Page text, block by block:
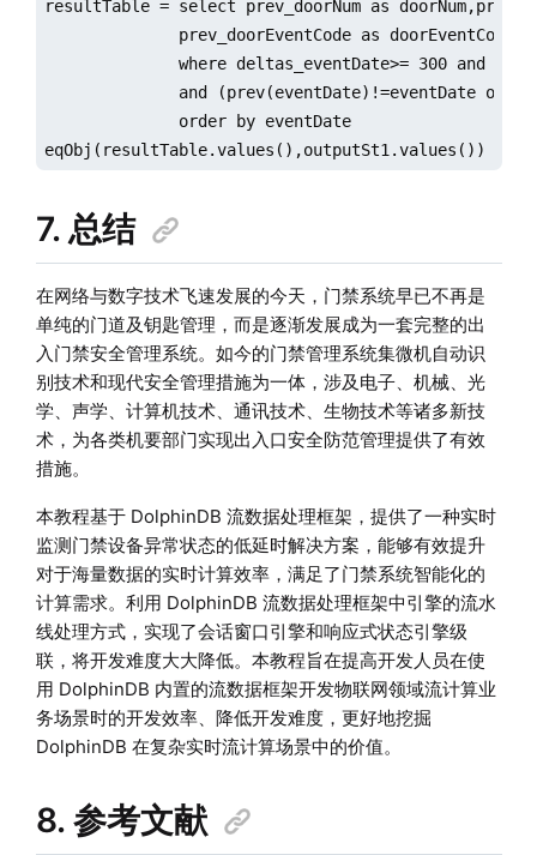
resultTable = select prev_doorNum as
prev_doorEventCode as doorEventCode
where deltas_eventDate>= 300 and
and (prev(eventDate)!=eventDate or
              order by eventDate
eqObj(resultTable.values(),outputSt1.values())
7. 总结
在网络与数字技术飞速发展的今天，门禁系统早已不再是
单纯的门道及钥匙管理，而是逐渐发展成为一套完整的出
入门禁安全管理系统。如今的门禁管理系统集微机自动识
别技术和现代安全管理措施为一体，涉及电子、机械、光
学、声学、计算机技术、通讯技术、生物技术等诸多新技
术，为各类机要部门实现出入口安全防范管理提供了有效
措施。
本教程基于 DolphinDB 流数据处理框架，提供了一种实时
监测门禁设备异常状态的低延时解决方案，能够有效提升
对于海量数据的实时计算效率，满足了门禁系统智能化的
计算需求。利用 DolphinDB 流数据处理框架中引擎的流水
线处理方式，实现了会话窗口引擎和响应式状态引擎级
联，将开发难度大大降低。本教程旨在提高开发人员在使
用 DolphinDB 内置的流数据框架开发物联网领域流计算业
务场景时的开发效率、降低开发难度，更好地挖掘
DolphinDB 在复杂实时流计算场景中的价值。
8. 参考文献